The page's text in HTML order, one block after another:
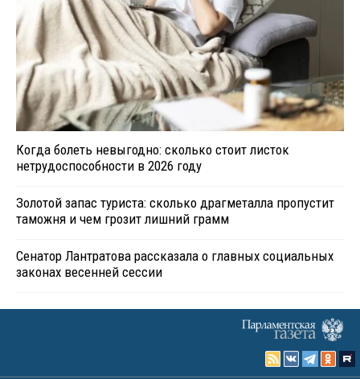
Когда болеть невыгодно: сколько стоит листок
нетрудоспособности в 2026 году
Золотой запас туриста: сколько драгметалла пропустит
таможня и чем грозит лишний грамм
Сенатор Лантратова рассказала о главных социальных
законах весенней сессии